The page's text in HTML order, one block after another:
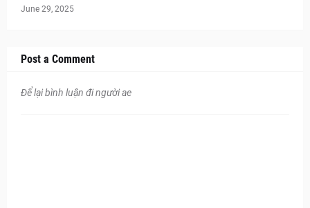
June 29, 2025
Post a Comment
Để lại bình luận đi người ae